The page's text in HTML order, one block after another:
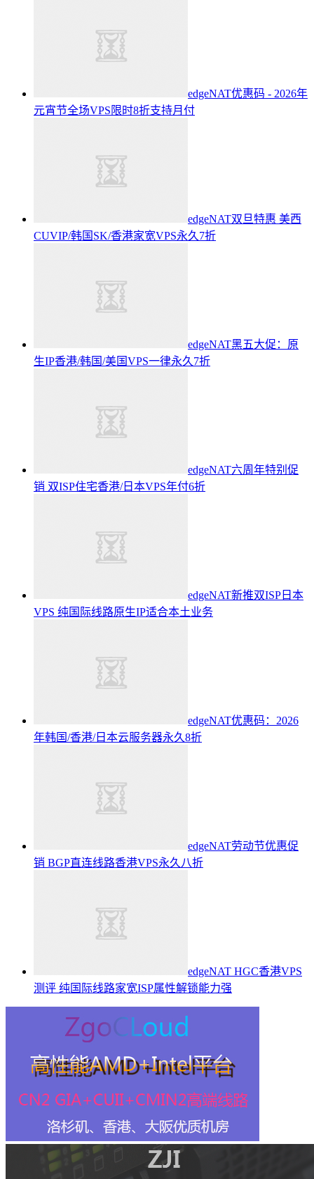
edgeNAT优惠码 - 2026年
元宵节全场VPS限时8折支持月付
edgeNAT双旦特惠 美西
CUVIP/韩国SK/香港家宽VPS永久7折
edgeNAT黑五大促：原
生IP香港/韩国/美国VPS一律永久7折
edgeNAT六周年特别促
销 双ISP住宅香港/日本VPS年付6折
edgeNAT新推双ISP日本
VPS 纯国际线路原生IP适合本土业务
edgeNAT优惠码：2026
年韩国/香港/日本云服务器永久8折
edgeNAT劳动节优惠促
销 BGP直连线路香港VPS永久八折
edgeNAT HGC香港VPS
测评 纯国际线路家宽ISP属性解锁能力强